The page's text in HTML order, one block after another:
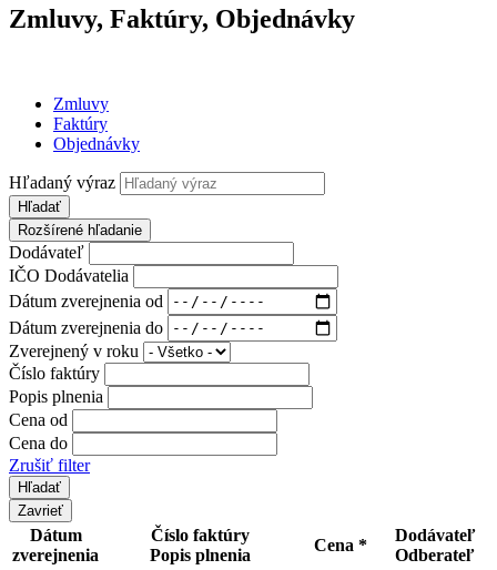
Zmluvy, Faktúry, Objednávky
Zmluvy
Faktúry
Objednávky
Hľadaný výraz
Hľadať
Rozšírené hľadanie
Dodávateľ
IČO Dodávatelia
Dátum zverejnenia od
Dátum zverejnenia do
Zverejnený v roku
Číslo faktúry
Popis plnenia
Cena od
Cena do
Zrušiť filter
Zavrieť
Dátum
zverejnenia
Číslo faktúry
Popis plnenia
Cena *
Dodávateľ
Odberateľ